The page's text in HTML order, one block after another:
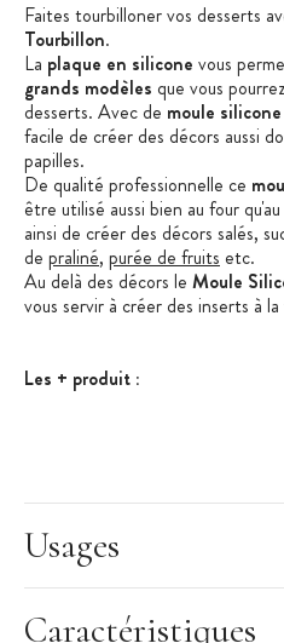
Faites tourbilloner vos desserts
Tourbillon.
La plaque en silicone vous
grands modèles que vous
desserts. Avec de moule
facile de créer des décors aussi
papilles.
De qualité professionnelle ce
être utilisé aussi bien au four
ainsi de créer des décors salés,
de praliné, purée de fruits etc.
Au delà des décors le Moule
vous servir à créer des inserts à
Les + produit :
Caractéristiques Moule Silicone
Matière : Silicone 100%
Silicone Alimentaire, non
Usages
Caractéristiques